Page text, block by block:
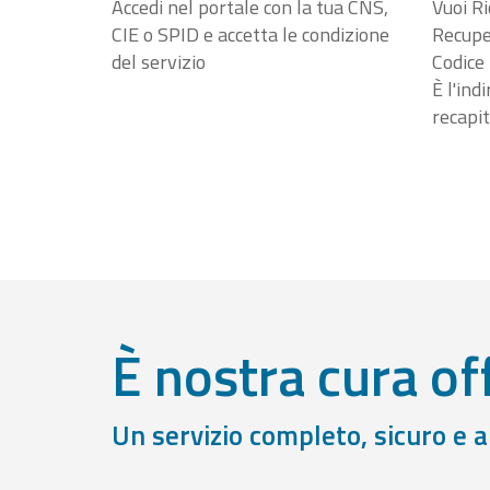
Accedi nel portale con la tua CNS,
CIE o SPID e accetta le condizione
del servizio
Vuoi
È
È nostra cura
Un servizio completo, sicuro e